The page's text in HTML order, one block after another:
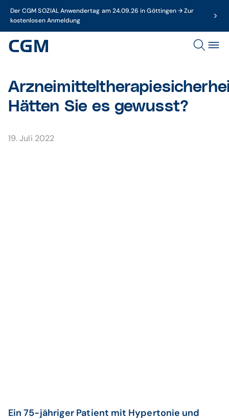
Der CGM SOZIAL Anwendertag am 24.09.26 in Göttingen → Zur
kostenlosen Anmeldung
Hätten Sie es gewusst?
19. Juli 2022
Ein 75-jähriger Patient mit Hypertonie und